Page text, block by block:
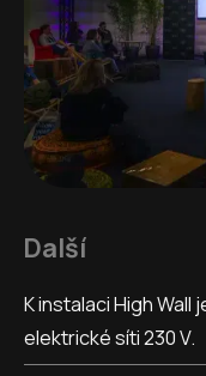
Další
K instalaci High
elektrické síti 230 V.